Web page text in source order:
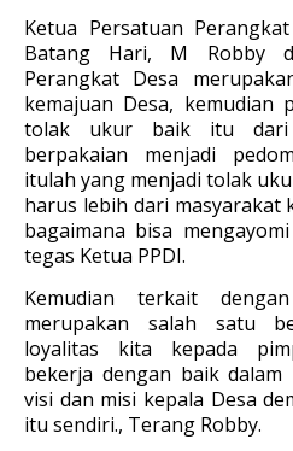
Ketua Persatuan
Batang Hari, M Robby
Perangkat Desa
kemajuan Desa, kemudian
tolak ukur baik itu dari
berpakaian menjadi
itulah yang menjadi tolak
harus lebih dari masyarakat
bagaimana bisa
tegas Ketua PPDI.
Kemudian terkait
merupakan salah satu
loyalitas kita kepada
bekerja dengan baik dalam
visi dan misi kepala Desa
itu sendiri., Terang Robby.